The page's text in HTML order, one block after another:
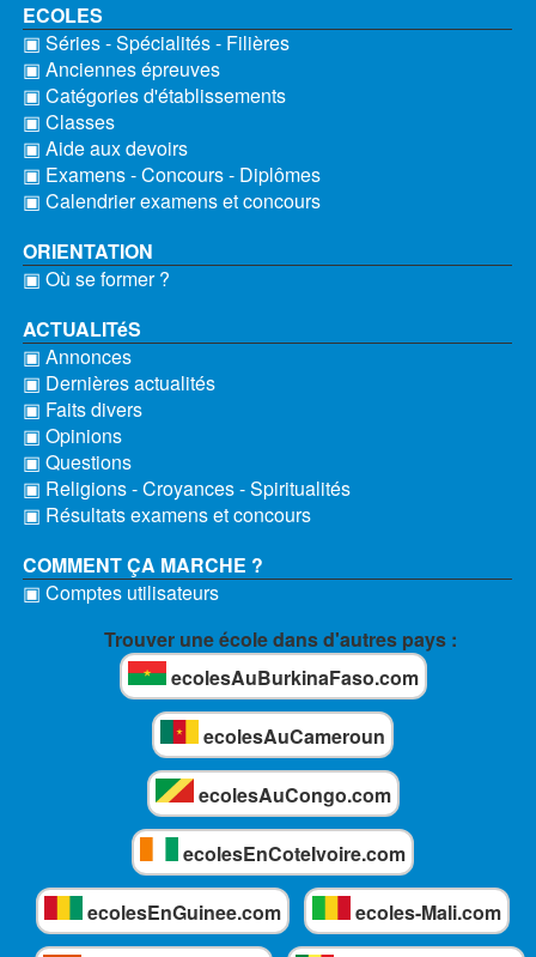
ECOLES
▣ Séries - Spécialités - Filières
▣ Anciennes épreuves
▣ Catégories d'établissements
▣ Classes
▣ Aide aux devoirs
▣ Examens - Concours - Diplômes
▣ Calendrier examens et concours
ORIENTATION
▣ Où se former ?
ACTUALITéS
▣ Annonces
▣ Dernières actualités
▣ Faits divers
▣ Opinions
▣ Questions
▣ Religions - Croyances - Spiritualités
▣ Résultats examens et concours
COMMENT ÇA MARCHE ?
▣ Comptes utilisateurs
Trouver une école dans d'autres pays :
ecolesAuBurkinaFaso.com
ecolesAuCameroun
ecolesAuCongo.com
ecolesEnCoteIvoire.com
ecolesEnGuinee.com ecoles-Mali.com